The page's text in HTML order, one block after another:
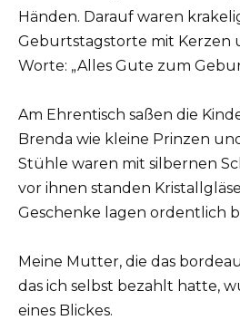
Händen. Darauf waren
Geburtstagstorte mit Kerzen
Worte: „Alles Gute zum
Am Ehrentisch saßen die
Brenda wie kleine Prinzen
Stühle waren mit silbernen
vor ihnen standen
Geschenke lagen ordentlich
Meine Mutter, die das
das ich selbst bezahlt hatte,
eines Blickes.